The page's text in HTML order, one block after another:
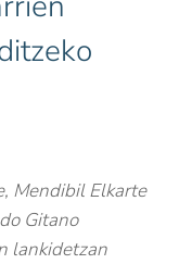
Mendibil Elkarte
Gitano
lankidetzan